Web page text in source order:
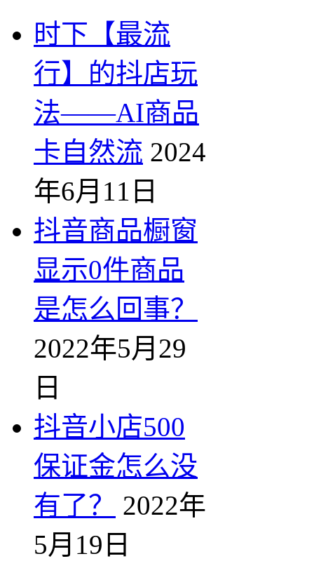
时下【最流
行】的抖店玩
法——AI商品
卡自然流 2024
年6月11日
抖音商品橱窗
显示0件商品
是怎么回事？
2022年5月29
日
抖音小店500
保证金怎么没
有了？
2022年
5月19日